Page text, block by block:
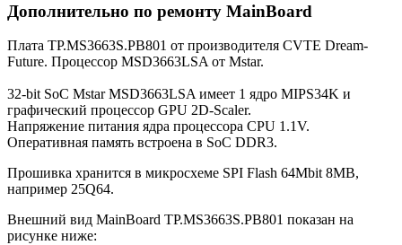
Дополнительно по ремонту MainBoard
Плата TP.MS3663S.PB801 от производителя CVTE Dream-
Future. Процессор MSD3663LSA от Mstar.
32-bit SoC Mstar MSD3663LSA имеет 1 ядро MIPS34K и
графический процессор GPU 2D-Scaler.
Напряжение питания ядра процессора CPU 1.1V.
Оперативная память встроена в SoC DDR3.
Прошивка хранится в микросхеме SPI Flash 64Mbit 8MB,
например 25Q64.
Внешний вид MainBoard TP.MS3663S.PB801 показан на
рисунке ниже: